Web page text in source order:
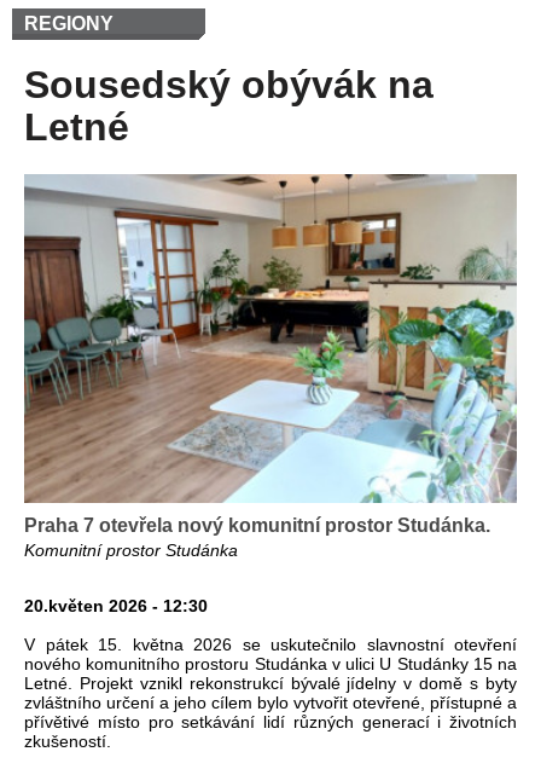
REGIONY
Sousedský obývák na
Letné
Praha 7 otevřela nový komunitní prostor Studánka.
Komunitní prostor Studánka
20.květen 2026 - 12:30
V pátek 15. května 2026 se uskutečnilo slavnostní otevření
nového komunitního prostoru Studánka v ulici U Studánky 15 na
Letné. Projekt vznikl rekonstrukcí bývalé jídelny v domě s byty
zvláštního určení a jeho cílem bylo vytvořit otevřené, přístupné a
přívětivé místo pro setkávání lidí různých generací i životních
zkušeností.